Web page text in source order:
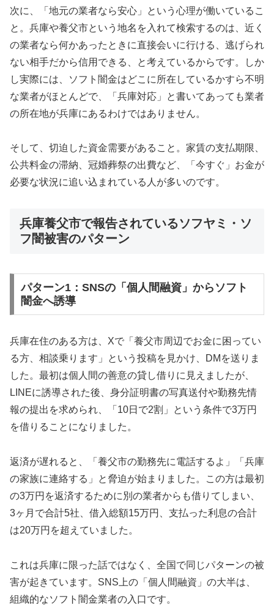
次に、「地元の業者なら安心」という心理が働いているこ
と。兵庫や養父市という地名を入れて検索するのは、近く
の業者なら何かあったときに直接会いに行ける、逃げられ
ない相手だから信用できる、と考えているからです。しか
し実際には、ソフト闇金はどこに所在しているかすら不明
な業者がほとんどで、「兵庫対応」と書いてあっても業者
の所在地が兵庫にあるわけではありません。
そして、切迫した資金需要があること。家賃の支払期限、
公共料金の滞納、冠婚葬祭の出費など、「今すぐ」お金が
必要な状況に追い込まれている人が多いのです。
兵庫養父市で報告されているソフヤミ・ソ
フ闇被害のパターン
パターン1：SNSの「個人間融資」からソフト
闇金へ誘導
兵庫在住のある方は、Xで「養父市周辺でお金に困ってい
る方、相談乗ります」という投稿を見かけ、DMを送りま
した。最初は個人間の善意の貸し借りに見えましたが、
LINEに誘導された後、身分証明書の写真送付や勤務先情
報の提出を求められ、「10日で2割」という条件で3万円
を借りることになりました。
返済が遅れると、「養父市の勤務先に電話するよ」「兵庫
の家族に連絡する」と脅迫が始まりました。この方は最初
の3万円を返済するために別の業者からも借りてしまい、
3ヶ月で合計5社、借入総額15万円、支払った利息の合計
は20万円を超えていました。
これは兵庫に限った話ではなく、全国で同じパターンの被
害が起きています。SNS上の「個人間融資」の大半は、
組織的なソフト闇金業者の入口です。